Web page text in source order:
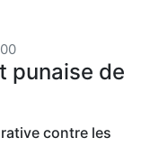
punaise de
contre les